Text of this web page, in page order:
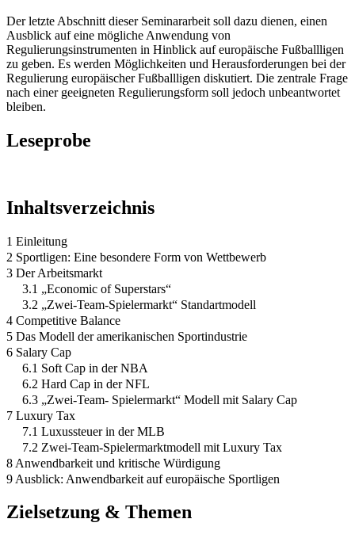
Der letzte Abschnitt dieser Seminararbeit soll dazu dienen, einen
Ausblick auf eine mögliche Anwendung von
Regulierungsinstrumenten in Hinblick auf europäische Fußballligen
zu geben. Es werden Möglichkeiten und Herausforderungen bei der
Regulierung europäischer Fußballligen diskutiert. Die zentrale Frage
nach einer geeigneten Regulierungsform soll jedoch unbeantwortet
bleiben.
Leseprobe
Inhaltsverzeichnis
1 Einleitung
2 Sportligen: Eine besondere Form von Wettbewerb
3 Der Arbeitsmarkt
3.1 „Economic of Superstars“
3.2 „Zwei-Team-Spielermarkt“ Standartmodell
4 Competitive Balance
5 Das Modell der amerikanischen Sportindustrie
6 Salary Cap
6.1 Soft Cap in der NBA
6.2 Hard Cap in der NFL
6.3 „Zwei-Team- Spielermarkt“ Modell mit Salary Cap
7 Luxury Tax
7.1 Luxussteuer in der MLB
7.2 Zwei-Team-Spielermarktmodell mit Luxury Tax
8 Anwendbarkeit und kritische Würdigung
9 Ausblick: Anwendbarkeit auf europäische Sportligen
Zielsetzung & Themen